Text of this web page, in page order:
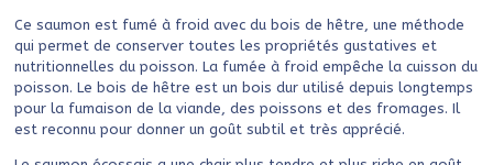
Ce saumon est fumé à froid avec du bois de hêtre, une méthode
qui permet de conserver toutes les propriétés gustatives et
nutritionnelles du poisson. La fumée à froid empêche la cuisson du
poisson. Le bois de hêtre est un bois dur utilisé depuis longtemps
pour la fumaison de la viande, des poissons et des fromages. Il
est reconnu pour donner un goût subtil et très apprécié.